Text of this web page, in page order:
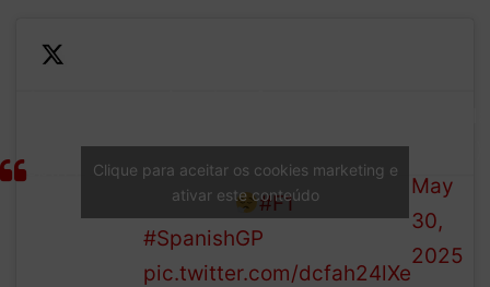
spin for
gravel, but avoids getting
beached
#F1
#SpanishGP
pic.twitter.com/dcfah24lXe
May
30,
2025
Clique para aceitar os cookies marketing e
ativar este conteúdo